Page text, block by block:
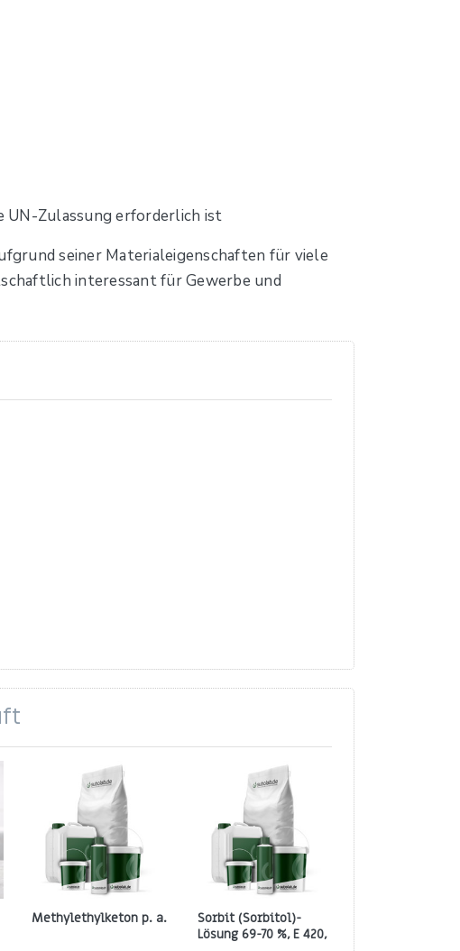
UN-Zulassung erforderlich ist
seiner Materialeigenschaften für viele
interessant für Gewerbe und
Methylethylketon p. a.
Sorbit (Sorbitol)-
Lösung 69-70 %, E 420,